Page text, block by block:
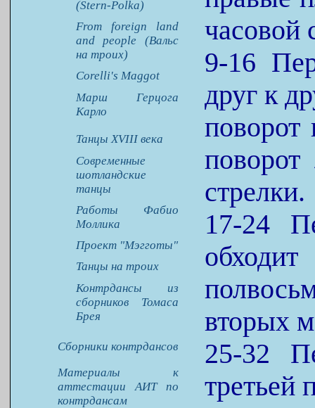
(Stern-Polka)
From foreign land
and people (Вальс
на троих)
Corelli's Maggot
Марш Герцога
Карло
Танцы XVIII века
Современные
шотландские
танцы
Работы Фабио
Моллика
Проект "Мэгготы"
Танцы на троих
Контрдансы из
сборников Томаса
Брея
Сборники контрдансов
Материалы к
аттестации АИТ по
контрдансам
часовой
9-16
друг к
поворот
поворот
стрелки.
17-24
вторых
25-32
третьей